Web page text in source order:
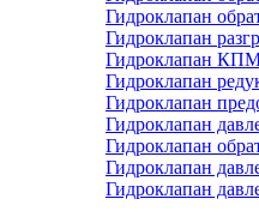
Гидроклапан
Гидроклапан
Гидроклапан
Гидроклапан
Гидроклапан
Гидроклапан
Гидроклапан
Гидроклапан
Гидроклапан